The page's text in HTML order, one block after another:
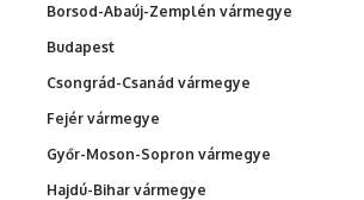
Borsod-Abaúj-Zemplén vármegye
Budapest
Csongrád-Csanád vármegye
Fejér vármegye
Győr-Moson-Sopron vármegye
Hajdú-Bihar vármegye